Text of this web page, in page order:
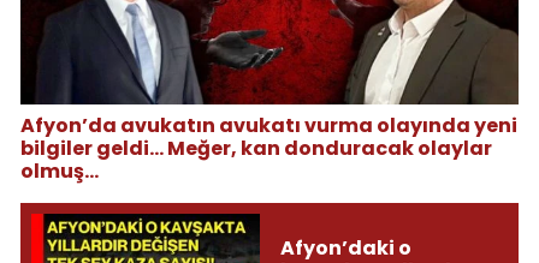
Afyon’da avukatın avukatı vurma olayında yeni
bilgiler geldi... Meğer, kan donduracak olaylar
olmuş...
Afyon’daki o